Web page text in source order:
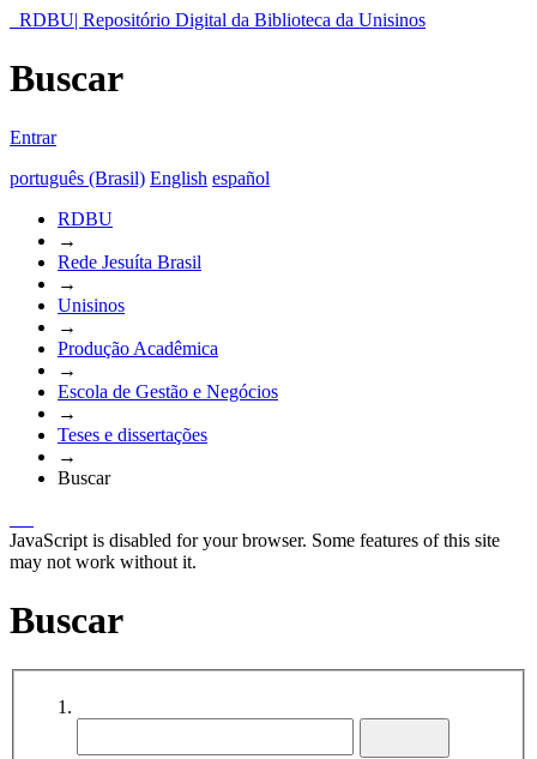
RDBU| Repositório Digital da Biblioteca da Unisinos
Buscar
Entrar
português (Brasil) English español
RDBU
→
Rede Jesuíta Brasil
→
Unisinos
→
Produção Acadêmica
→
Escola de Gestão e Negócios
→
Teses e dissertações
→
Buscar
JavaScript is disabled for your browser. Some features of this site
may not work without it.
Buscar